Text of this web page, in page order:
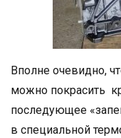
Вполне очевидно,
можно покрасить
последующее
в специальной